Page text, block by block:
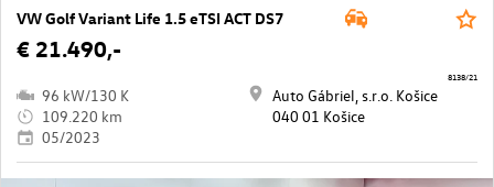
VW Golf Variant Life 1.5 eTSI ACT DS7
€ 21.490,-
96 kW/130 K
109.220 km
05/2023
Auto Gábriel, s.r.o. Košice
040 01 Košice
8138/21